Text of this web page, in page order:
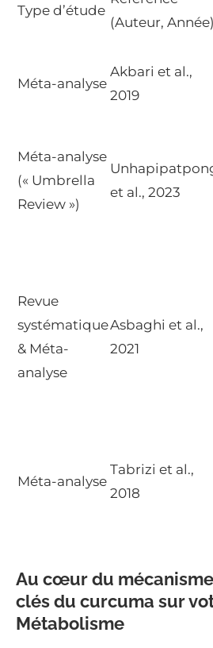
Type d’étude
(Auteur, Année)
Méta-analyse
Akbari et al.,
2019
Méta-analyse
(« Umbrella
Review »)
et al., 2023
Revue
systématique
& Méta-
analyse
Asbaghi et al.,
2021
Méta-analyse
Tabrizi et al.,
2018
Au cœur du
clés du curcuma sur
Métabolisme